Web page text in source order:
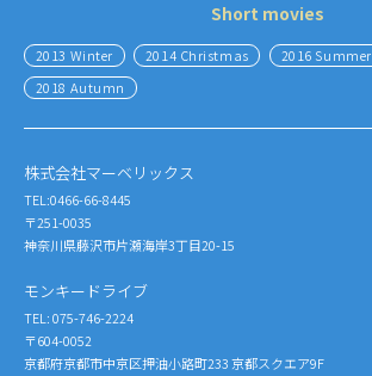
Short movies
2013 Winter 2014 Christmas
2016 Summer
2018 Autumn
株式会社マーベリックス
TEL:0466-66-8445
〒251-0035
神奈川県藤沢市片瀬海岸3丁目20-15
モンキードライブ
TEL: 075-746-2224
〒604-0052
京都府京都市中京区押油小路町233 京都スクエア9F